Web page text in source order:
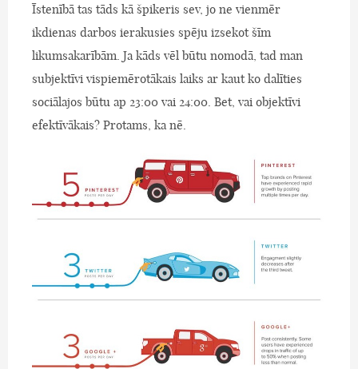
Īstenībā tas tāds kā špikeris sev, jo ne vienmēr
ikdienas darbos ierakusies spēju izsekot šīm
likumsakarībām. Ja kāds vēl būtu nomodā, tad man
subjektīvi vispiemērotākais laiks ar kaut ko dalīties
sociālajos būtu ap 23:00 vai 24:00. Bet, vai objektīvi
efektīvākais? Protams, ka nē.